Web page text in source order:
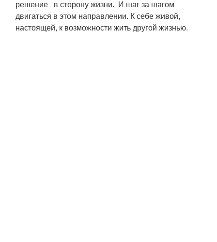
решение в сторону жизни. И шаг за шагом
двигаться в этом направлении. К себе живой,
настоящей, к возможности жить другой жизнью.